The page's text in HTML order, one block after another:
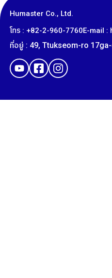
Humaster Co., Ltd.
โทร : +82-2-960-7760E-mail :
ที่อยู่ : 49, Ttukseom-ro